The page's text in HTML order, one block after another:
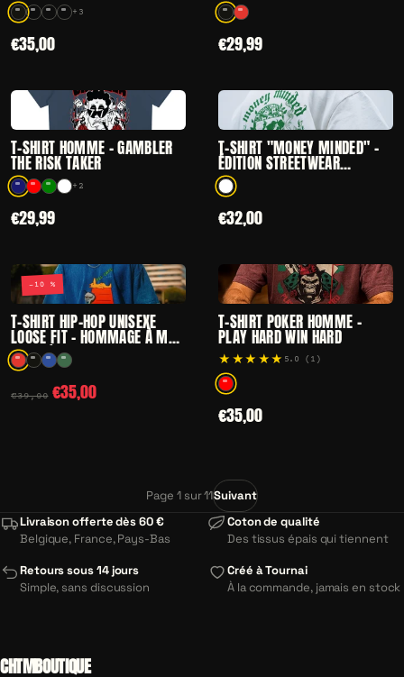
+3
7 coloris disponibles
€35,00
2 coloris disponibles
€29,99
CHOISIR
— T-SHIRT HOMME - GAMBLER THE RISK TAKER
T-SHIRT HOMME - GAMBLER
THE RISK TAKER
+2
6 coloris disponibles
€29,99
CHOISIR
— T-SHIRT
T-SHIRT "MONEY MINDED" -
ÉDITION STREETWEAR
PREMIUM
1 coloris disponibles
€32,00
−10 % CHOISIR
— T-SHIRT HIP-HOP UNISEXE LOOSE FIT – HOMMAGE
T-SHIRT HIP-HOP UNISEXE
LOOSE FIT – HOMMAGE À MF
DOOM | ALL CAPS
4 coloris disponibles
€39,00 €35,00
CHOISIR
— T-SHIRT
T-SHIRT POKER HOMME –
PLAY HARD WIN HARD
★★★★★ 5.0 (1)
Noté 5.0 sur 5 par 1 clients
1 coloris disponibles
€35,00
Page 1 sur 11Suivant
Livraison offerte dès 60 €
Belgique, France, Pays-Bas
Coton de qualité
Des tissus épais qui tiennent
Retours sous 14 jours
Simple, sans discussion
Créé à Tournai
À la commande, jamais en stock
CHTMBOUTIQUE